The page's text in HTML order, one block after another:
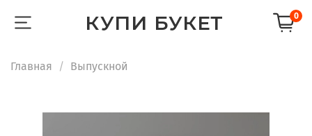
КУПИ БУКЕТ 0
Главная Выпускной